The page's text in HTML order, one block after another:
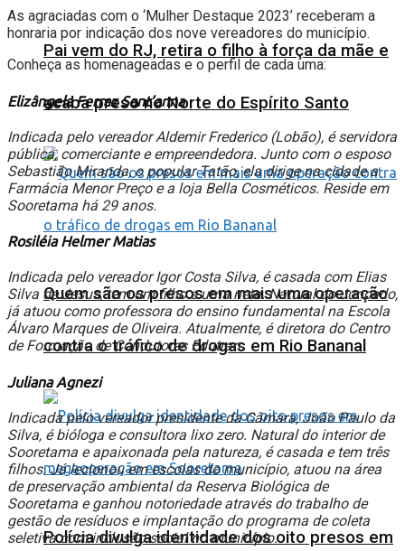
Pai vem do RJ, retira o filho à força da mãe e
acaba preso no Norte do Espírito Santo
Quem são os presos em mais uma operação
contra o tráfico de drogas em Rio Bananal
Polícia divulga identidade dos oito presos em
As agraciadas com o ‘Mulher Destaque 2023’ receberam a
honraria por indicação dos nove vereadores do município.
Conheça as homenageadas e o perfil de cada uma:
Elizângela Ferraz Sant’anna
Indicada pelo vereador Aldemir Frederico (Lobão), é servidora
pública, comerciante e empreendedora. Junto com o esposo
Sebastião Miranda, o popular Tatão, ela dirige na cidade a
Farmácia Menor Preço e a loja Bella Cosméticos. Reside em
Sooretama há 29 anos.
Rosiléia Helmer Matias
Indicada pelo vereador Igor Costa Silva, é casada com Elias
Silva de Jesus, tem um filho e uma neta. Natural do Juncado,
já atuou como professora do ensino fundamental na Escola
Álvaro Marques de Oliveira. Atualmente, é diretora do Centro
de Formação de Condutores Edutran.
Juliana Agnezi
Indicada pelo vereador presidente da Câmara, João Paulo da
Silva, é bióloga e consultora lixo zero. Natural do interior de
Sooretama e apaixonada pela natureza, é casada e tem três
filhos. Já lecionou em escolas do município, atuou na área
de preservação ambiental da Reserva Biológica de
Sooretama e ganhou notoriedade através do trabalho de
gestão de resíduos e implantação do programa de coleta
seletiva com inclusão social no município.